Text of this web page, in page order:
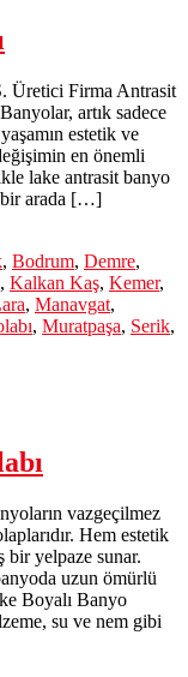
Üretici Firma Antrasit
artık sadece
estetik ve
en önemli
lake antrasit banyo
bir arada […]
, Bodrum, Demre,
, Kalkan Kaş, Kemer,
, Manavgat,
, Muratpaşa, Serik,
vazgeçilmez
Hem estetik
bir yelpaze sunar.
uzun ömürlü
Boyalı Banyo
su ve nem gibi